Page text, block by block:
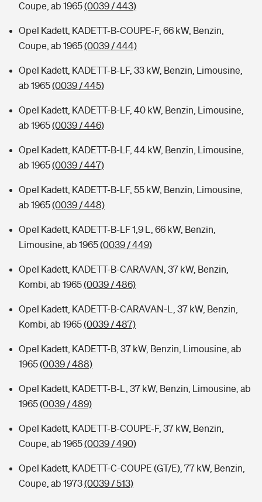
Coupe, ab 1965(0039 / 443)
Opel Kadett, KADETT-B-COUPE-F, 66 kW, Benzin,
Coupe, ab 1965(0039 / 444)
Opel Kadett, KADETT-B-LF, 33 kW, Benzin, Limousine,
ab 1965(0039 / 445)
Opel Kadett, KADETT-B-LF, 40 kW, Benzin, Limousine,
ab 1965(0039 / 446)
Opel Kadett, KADETT-B-LF, 44 kW, Benzin, Limousine,
ab 1965(0039 / 447)
Opel Kadett, KADETT-B-LF, 55 kW, Benzin, Limousine,
ab 1965(0039 / 448)
Opel Kadett, KADETT-B-LF 1,9 L, 66 kW, Benzin,
Limousine, ab 1965(0039 / 449)
Opel Kadett, KADETT-B-CARAVAN, 37 kW, Benzin,
Kombi, ab 1965(0039 / 486)
Opel Kadett, KADETT-B-CARAVAN-L, 37 kW, Benzin,
Kombi, ab 1965(0039 / 487)
Opel Kadett, KADETT-B, 37 kW, Benzin, Limousine, ab
1965(0039 / 488)
Opel Kadett, KADETT-B-L, 37 kW, Benzin, Limousine, ab
1965(0039 / 489)
Opel Kadett, KADETT-B-COUPE-F, 37 kW, Benzin,
Coupe, ab 1965(0039 / 490)
Opel Kadett, KADETT-C-COUPE (GT/E), 77 kW, Benzin,
Coupe, ab 1973(0039 / 513)